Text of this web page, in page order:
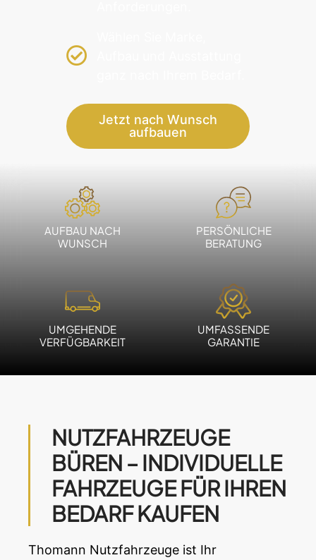
Jetzt nach Wunsch
aufbauen
AUFBAU NACH
WUNSCH
PERSÖNLICHE
BERATUNG
UMGEHENDE
VERFÜGBARKEIT
UMFASSENDE
GARANTIE
NUTZFAHRZEUGE
BÜREN – INDIVIDUELLE
FAHRZEUGE FÜR IHREN
BEDARF KAUFEN
Thomann Nutzfahrzeuge ist Ihr